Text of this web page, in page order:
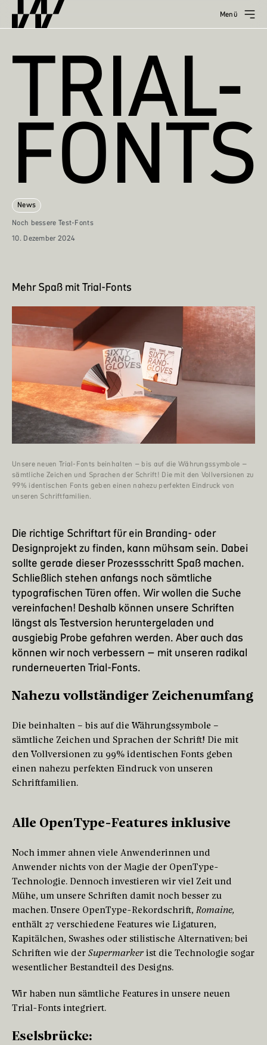
Menü
TRIAL-
FONTS
News
Noch bessere Test-Fonts
10. Dezember 2024
Mehr Spaß mit Trial-Fonts
Unsere neuen Trial-Fonts beinhalten – bis auf die Währungssymbole –
sämtliche Zeichen und Sprachen der Schrift! Die mit den Vollversionen zu
99% identischen Fonts geben einen nahezu perfekten Eindruck von
unseren Schriftfamilien.
Die richtige Schriftart für ein Branding- oder
Designprojekt zu finden, kann mühsam sein. Dabei
sollte gerade dieser Prozessschritt Spaß machen.
Schließlich stehen anfangs noch sämtliche
typografischen Türen offen. Wir wollen die Suche
vereinfachen! Deshalb können unsere Schriften
längst als Testversion heruntergeladen und
ausgiebig Probe gefahren werden. Aber auch das
können wir noch verbessern – mit unseren radikal
runderneuerten Trial-Fonts.
Nahezu vollständiger Zeichenumfang
Die beinhalten – bis auf die Währungssymbole –
sämtliche Zeichen und Sprachen der Schrift! Die mit
den Vollversionen zu 99% identischen Fonts geben
einen nahezu perfekten Eindruck von unseren
Schriftfamilien.
Alle OpenType-Features inklusive
Noch immer ahnen viele Anwenderinnen und
Anwender nichts von der Magie der OpenType-
Technologie. Dennoch investieren wir viel Zeit und
Mühe, um unsere Schriften damit noch besser zu
machen. Unsere OpenType-Rekordschrift,Romaine,
enthält 27 verschiedene Features wie Ligaturen,
Kapitälchen, Swashes oder stilistische Alternativen; bei
Schriften wie der Supermarker ist die Technologie sogar
wesentlicher Bestandteil des Designs.
Wir haben nun sämtliche Features in unsere neuen
Trial-Fonts integriert.
Eselsbrücke: